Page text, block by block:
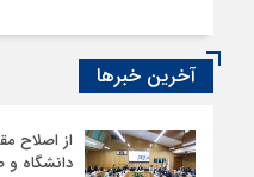
آخرین خبرها
از اصلاح
دانشگاه